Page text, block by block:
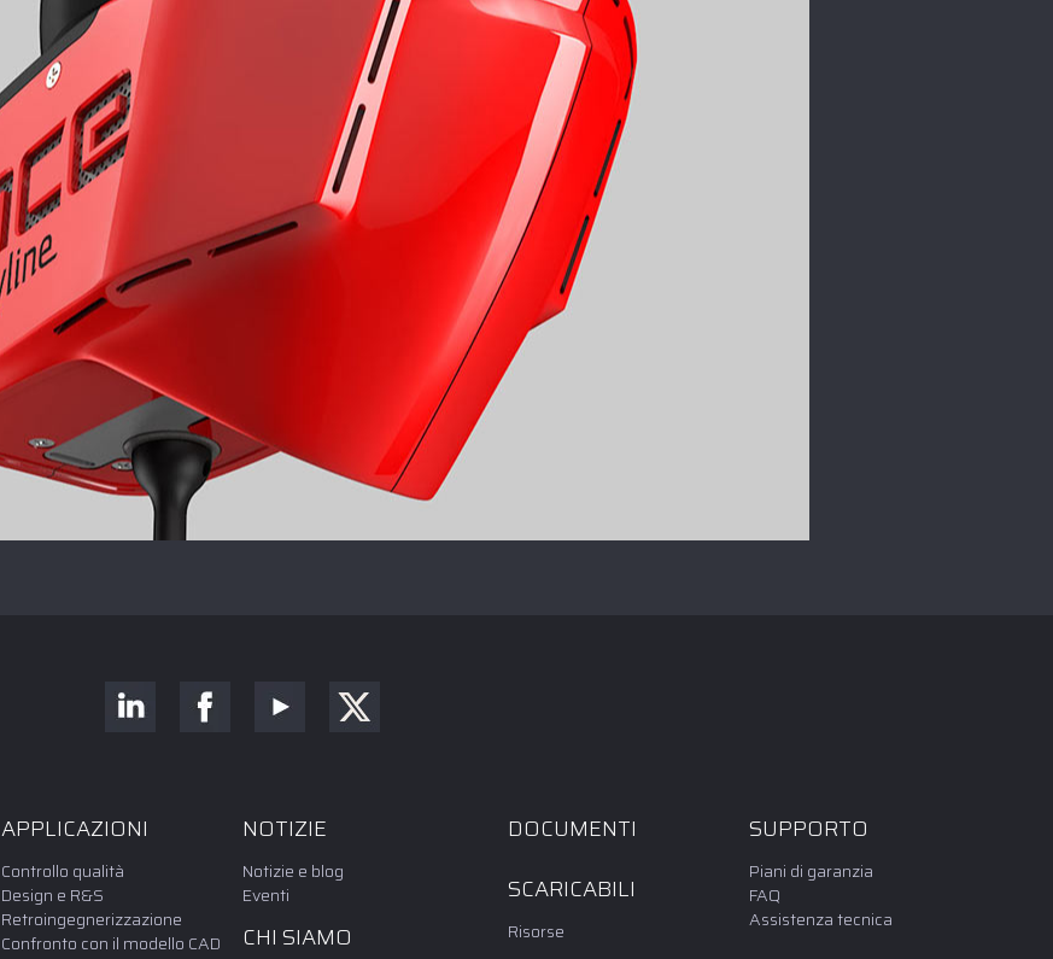
APPLICAZIONI
Controllo qualità
Design e R&S
Retroingegnerizzazione
Confronto con il modello CAD
NOTIZIE
Notizie e blog
Eventi
CHI SIAMO
DOCUMENTI
SCARICABILI
Risorse
SUPPORTO
Piani di garanzia
FAQ
Assistenza tecnica